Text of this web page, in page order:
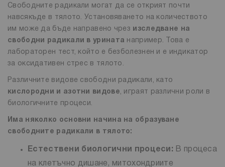
Свободните радикали могат да се открият почти
навсякъде в тялото. Установяването на количеството
им може да бъде направено чрез
изследване на
свободни радикали в урината например. Това е
лабораторен тест, който е безболезнен и е индикатор
за оксидативен стрес в тялото.
Различните видове свободни радикали, като
кислородни и азотни видове, играят различни роли в
биологичните процеси.
Има няколко основни начина на образуване
свободните радикали в тялото:
Естествени биологични процеси: В процеса
на клетъчно дишане, митохондриите